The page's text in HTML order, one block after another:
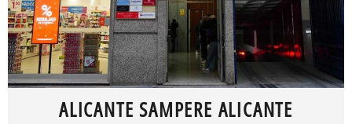
ALICANTE SAMPERE ALICANTE